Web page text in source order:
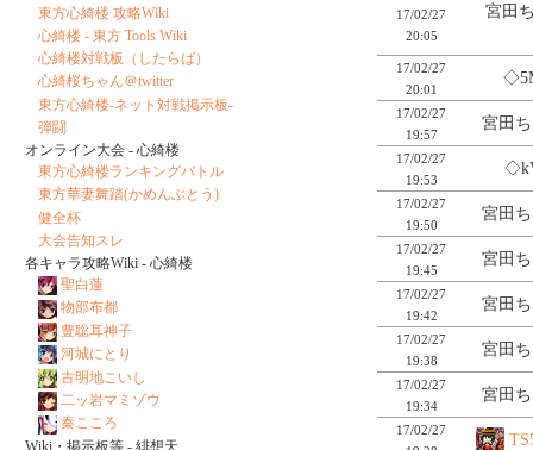
17/02/27
20:05
宮田
17/02/27
20:01
17/02/27
19:57
宮田
17/02/27
19:53
17/02/27
19:50
宮田
17/02/27
19:45
宮田
17/02/27
19:42
宮田
17/02/27
19:38
宮田
17/02/27
19:34
宮田
17/02/27
東方心綺楼 攻略Wiki
心綺楼 - 東方 Tools Wiki
心綺楼対戦板（したらば）
心綺桜ちゃん＠twitter
東方心綺楼-ネット対戦掲示板-
弾闘
オンライン大会 - 心綺楼
東方心綺楼ランキングバトル
東方華妻舞踏(かめんぶとう)
健全杯
大会告知スレ
各キャラ攻略Wiki - 心綺楼
聖白蓮
物部布都
豊聡耳神子
河城にとり
古明地こいし
二ッ岩マミゾウ
秦こころ
Wiki・掲示板等 - 緋想天